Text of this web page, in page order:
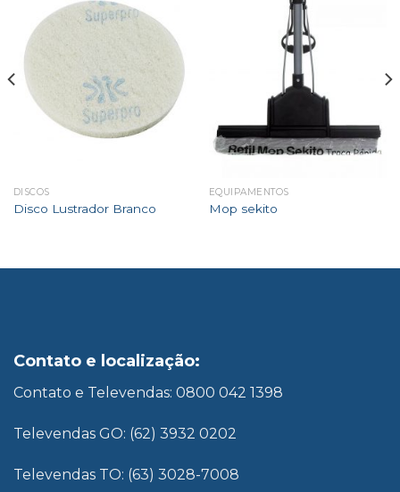
DISCOS
Disco Lustrador Branco
EQUIPAMENTOS
Mop sekito
Contato e localização:
Contato e Televendas: 0800 042 1398
Televendas GO: (62) 3932 0202
Televendas TO: (63) 3028-7008